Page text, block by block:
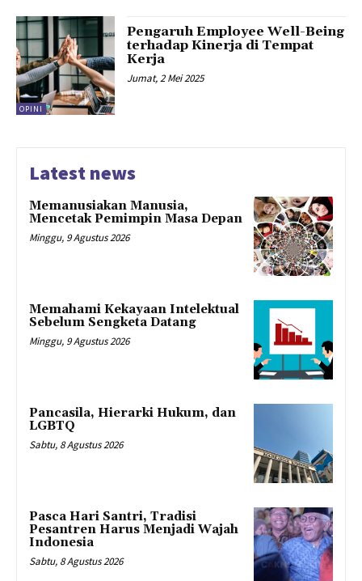
OPINI
Pengaruh Employee Well-Being
terhadap Kinerja di Tempat
Kerja
Jumat, 2 Mei 2025
Latest news
Memanusiakan Manusia,
Mencetak Pemimpin Masa Depan
Minggu, 9 Agustus 2026
Memahami Kekayaan Intelektual
Sebelum Sengketa Datang
Minggu, 9 Agustus 2026
Pancasila, Hierarki Hukum, dan
LGBTQ
Sabtu, 8 Agustus 2026
Pasca Hari Santri, Tradisi
Pesantren Harus Menjadi Wajah
Indonesia
Sabtu, 8 Agustus 2026